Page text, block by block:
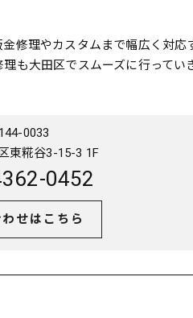
修理やカスタムまで幅広く対
も大田区でスムーズに行ってい
0033
東糀谷3-15-3 1F
0452
せはこちら